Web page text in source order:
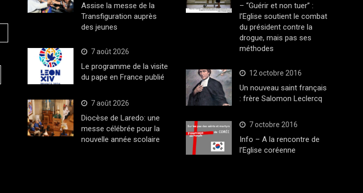
Assise la messe de la
Transfiguration auprès
des jeunes
7 août 2026
Le programme de la visite
du pape en France publié
7 août 2026
Diocèse de Laredo: une
messe célébrée pour la
nouvelle année scolaire
– “Guérir et non tuer” :
l’Eglise soutient le combat
du président contre la
drogue, mais pas ses
méthodes
12 octobre 2016
Un nouveau saint français
: frère Salomon Leclercq
7 octobre 2016
Info – A la rencontre de
l’Eglise coréenne